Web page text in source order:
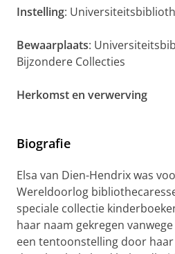
Instelling:
Bewaarplaats:
Bijzondere Collecties
Herkomst en verwerving
Biografie
Elsa van Dien-Hendrix was
Wereldoorlog
speciale collectie
haar naam gekregen
een tentoonstelling door